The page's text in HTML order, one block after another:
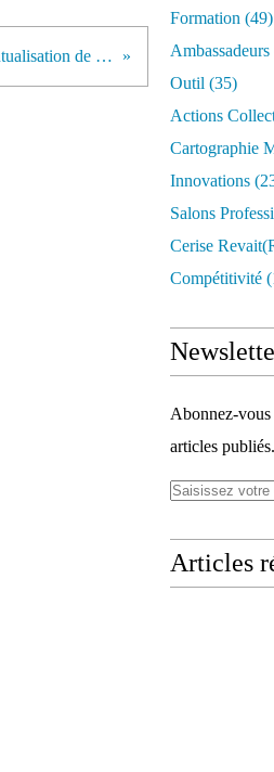
Auvergne Destination : mutualisation de la promotion touristique des 4 Départements auvergnats
Formation (49)
Ambassadeurs
Outil (35)
Actions
Cartographie
Innovations
Salons
Cerise
Compétitivité
Abonnez-
articles publiés.
Articles